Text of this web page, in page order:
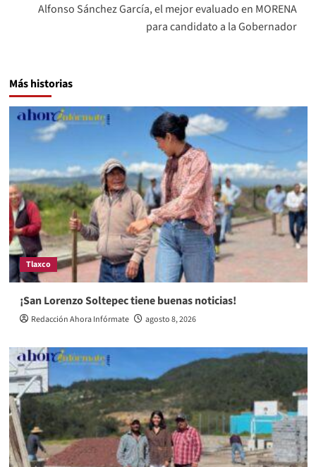
Alfonso Sánchez García, el mejor evaluado en MORENA
para candidato a la Gobernador
Más historias
Tlaxco
¡San Lorenzo Soltepec tiene buenas noticias!
Redacción Ahora Infórmate agosto 8, 2026